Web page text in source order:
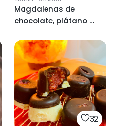
Magdalenas de
chocolate, plátano y
32